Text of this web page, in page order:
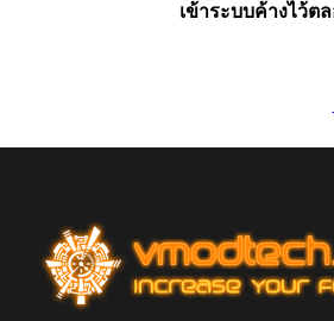
เข้าระบบค้างไว้ต